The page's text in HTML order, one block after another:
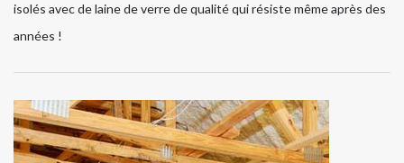
isolés avec de laine de verre de qualité qui résiste même après des
années !